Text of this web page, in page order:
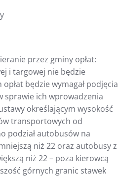
przez gminy opłat:
i targowej nie będzie
będzie wymagał podjęcia
sprawie ich wprowadzenia
określającym wysokość
transportowych od
podział autobusów na
niż 22 oraz autobusy z
niż 22 – poza kierowcą
górnych granic stawek